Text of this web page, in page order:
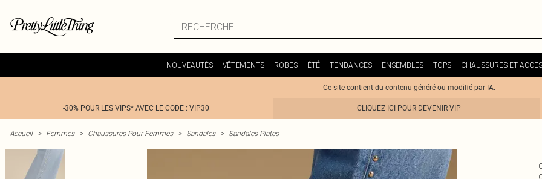
NOUVEAUTÉS VÊTEMENTS ROBES ÉTÉ TENDANCES ENSEMBLES TOPS CHAUSSURES ET
Ce site contient du contenu généré ou modifié par IA.
-30% POUR LES VIPS* AVEC LE CODE : VIP30 CLIQUEZ ICI POUR DEVENIR VIP
Accueil > Femmes > Chaussures Pour Femmes > Sandales > Sandales Plates